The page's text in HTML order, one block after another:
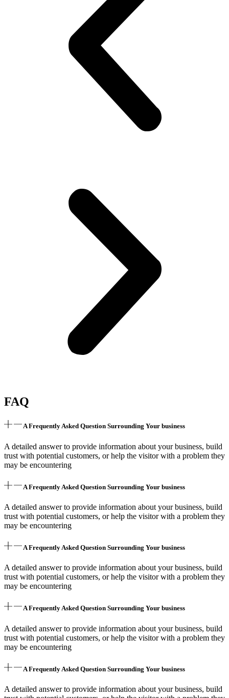
FAQ
A Frequently Asked Question Surrounding Your business
A detailed answer to provide information about your business, build
trust with potential customers, or help the visitor with a problem they
may be encountering
A Frequently Asked Question Surrounding Your business
A detailed answer to provide information about your business, build
trust with potential customers, or help the visitor with a problem they
may be encountering
A Frequently Asked Question Surrounding Your business
A detailed answer to provide information about your business, build
trust with potential customers, or help the visitor with a problem they
may be encountering
A Frequently Asked Question Surrounding Your business
A detailed answer to provide information about your business, build
trust with potential customers, or help the visitor with a problem they
may be encountering
A Frequently Asked Question Surrounding Your business
A detailed answer to provide information about your business, build